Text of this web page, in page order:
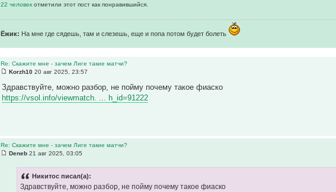
22 человекотметили этот пост как понравившийся.
Ёжик: На мне где сядешь, там и слезешь, еще и попа потом будет болеть
Re: Скажите мне - зачем Лиге такие матчи?
Korzh10 20 авг 2025, 23:57
Здравствуйте, можно разбор, не пойму почему такое фиаско
https://vsol.info/viewmatch. ... h_id=91222
Re: Скажите мне - зачем Лиге такие матчи?
Deneb 21 авг 2025, 03:05
Никитос писал(а):
Здравствуйте, можно разбор, не пойму почему такое фиаско